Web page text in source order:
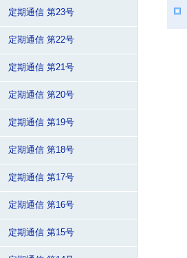
定期通信 第23号
定期通信 第22号
定期通信 第21号
定期通信 第20号
定期通信 第19号
定期通信 第18号
定期通信 第17号
定期通信 第16号
定期通信 第15号